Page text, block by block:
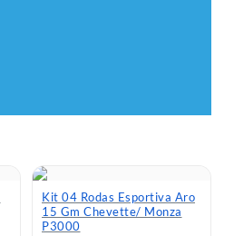
Kit 04 Rodas Esportiva Aro
15 Gm Chevette/ Monza
P3000